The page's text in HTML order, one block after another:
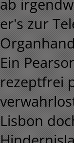
ab
er's zur
Ein
rezeptfrei
Lisbon